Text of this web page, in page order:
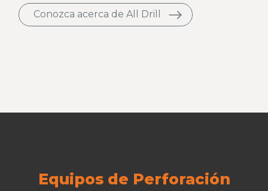
Conozca acerca de All Drill
Equipos de Perforación